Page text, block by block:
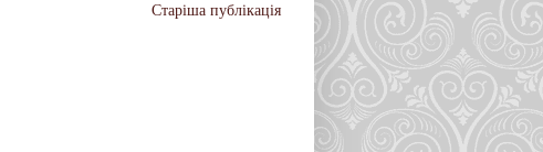
Старіша публікація